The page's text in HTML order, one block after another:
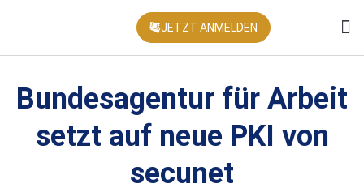
JETZT ANMELDEN
Bundesagentur für Arbeit
setzt auf neue PKI von
secunet